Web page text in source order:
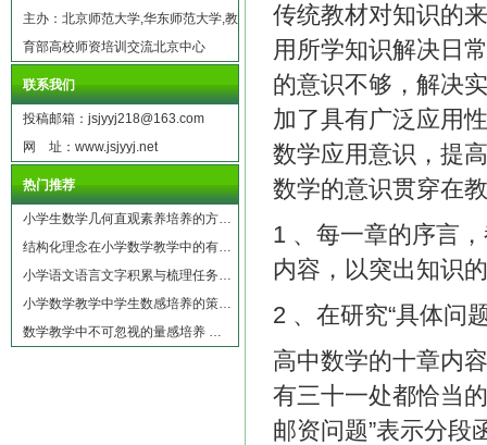
主办：北京师范大学,华东师范大学,教
育部高校师资培训交流北京中心
联系我们
投稿邮箱：jsjyyj218@163.com
网 址：www.jsjyyj.net
热门推荐
小学生数学几何直观素养培养的方…
结构化理念在小学数学教学中的有…
小学语文语言文字积累与梳理任务…
小学数学教学中学生数感培养的策…
数学教学中不可忽视的量感培养 …
传统教材对知识的
用所学知识解决日
的意识不够，解决
加了具有广泛应用
数学应用意识，提
数学的意识贯穿在
1 、每一章的序言
内容，以突出知识
2 、在研究“具体问
高中数学的十章内
有三十一处都恰当
邮资问题”表示分段